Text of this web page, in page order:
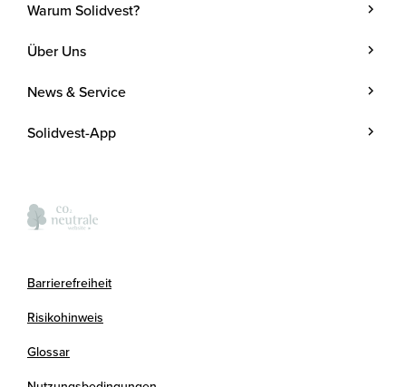
Warum Solidvest?
Geldanlage
Investmentstrategie
Investmentprozess
Über Uns
Unternehmen
Kosten
News & Service
Blog
Presse
Solidvest-App
Barrierefreiheit
Risikohinweis
Glossar